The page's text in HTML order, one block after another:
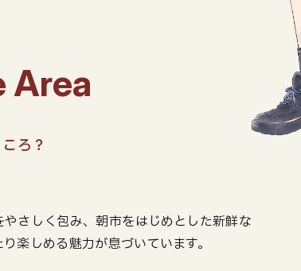
ろ？
さしく包み、朝市をはじめとした新鮮な
楽しめる魅力が息づいています。